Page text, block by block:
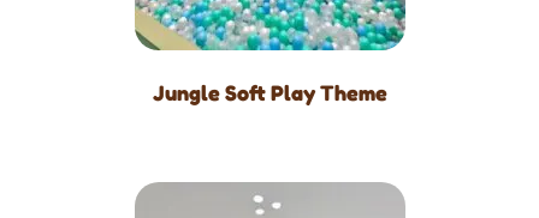
Jungle Soft Play Theme